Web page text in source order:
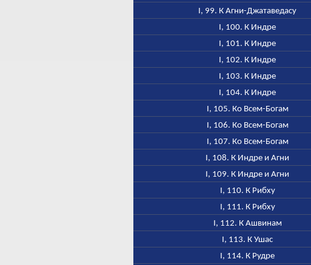
I, 99. К Агни-Джатаведасу
I, 100. К Индре
I, 101. К Индре
I, 102. К Индре
I, 103. К Индре
I, 104. К Индре
I, 105. Ко Всем-Богам
I, 106. Ко Всем-Богам
I, 107. Ко Всем-Богам
I, 108. К Индре и Агни
I, 109. К Индре и Агни
I, 110. К Рибху
I, 111. К Рибху
I, 112. К Ашвинам
I, 113. К Ушас
I, 114. К Рудре